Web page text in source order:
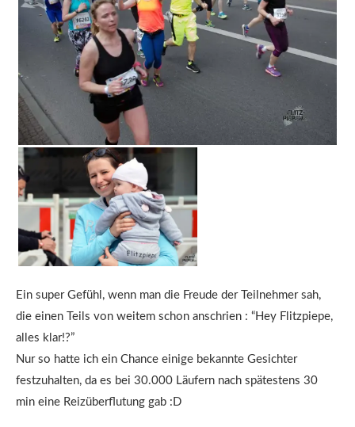
Ein super Gefühl, wenn man die Freude der Teilnehmer sah,
die einen Teils von weitem schon anschrien : “Hey Flitzpiepe,
alles klar!?”
Nur so hatte ich ein Chance einige bekannte Gesichter
festzuhalten, da es bei 30.000 Läufern nach spätestens 30
min eine Reizüberflutung gab :D